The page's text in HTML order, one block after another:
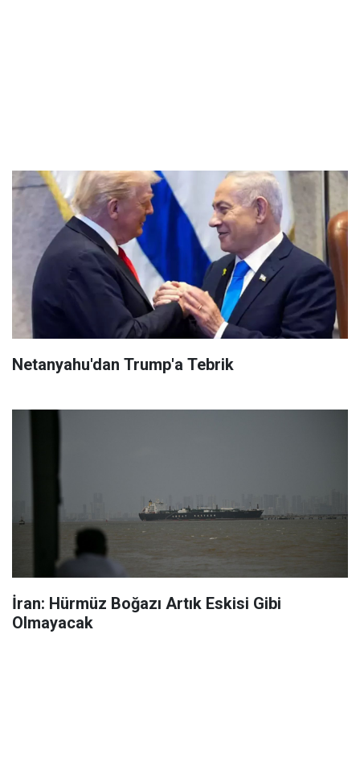
Netanyahu'dan Trump'a Tebrik
İran: Hürmüz Boğazı Artık Eskisi Gibi
Olmayacak